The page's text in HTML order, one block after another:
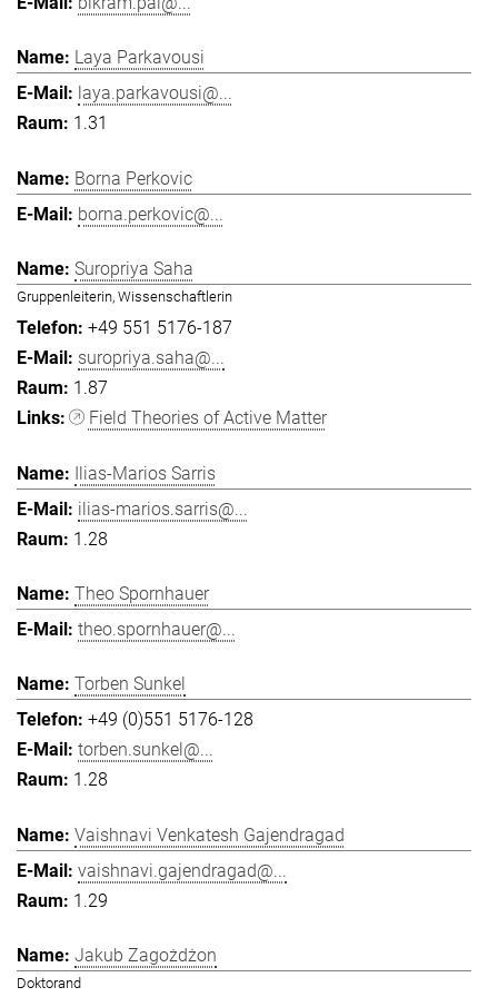
Laya Parkavousi
laya.parkavousi@...
1.31
Borna Perkovic
borna.perkovic@...
Suropriya Saha
Gruppenleiterin, Wissenschaftlerin
+49 551 5176-187
suropriya.saha@...
1.87
Field Theories of Active Matter
Ilias-Marios Sarris
ilias-marios.sarris@...
1.28
Theo Spornhauer
theo.spornhauer@...
Torben Sunkel
+49 (0)551 5176-128
torben.sunkel@...
1.28
Vaishnavi Venkatesh Gajendragad
vaishnavi.gajendragad@...
1.29
Jakub Zagożdżon
Doktorand